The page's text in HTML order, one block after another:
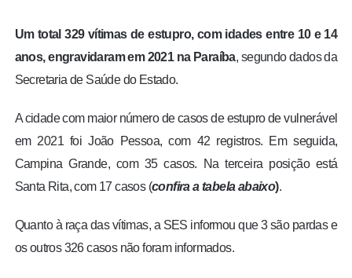
Um total 329 vítimas de estupro, com idades entre 10 e 14
anos, engravidaram em 2021 na Paraíba, segundo dados da
Secretaria de Saúde do Estado.
A cidade com maior número de casos de estupro de vulnerável
em 2021 foi João Pessoa, com 42 registros. Em seguida,
Campina Grande, com 35 casos. Na terceira posição está
Santa Rita, com 17 casos (confira a tabela abaixo).
Quanto à raça das vítimas, a SES informou que 3 são pardas e
os outros 326 casos não foram informados.